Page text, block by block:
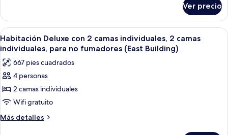
individuales,
para
no
fumadores
(Grand
in
Grand,lounge
access)
Deluxe
con
2
camas
para
no
fumadores
(Grand
in
access)
Ver precio
Abrir
todas
las
fotos
de
Habitación
Deluxe
con
Habitación de hotel con televisión,
5
Habitación Deluxe con 2 camas individuales, 2 camas
individuales, para no fumadores (East Building)
667 pies cuadrados
4 personas
2 camas individuales
Wifi gratuito
Más detalles
Más